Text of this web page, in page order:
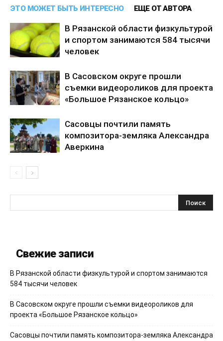
ЭТО МОЖЕТ БЫТЬ ИНТЕРЕСНО ЕЩЕ ОТ АВТОРА
В Рязанской области физкультурой
и спортом занимаются 584 тысячи
человек
В Сасовском округе прошли
съемки видеороликов для проекта
«Большое Рязанское кольцо»
Сасовцы почтили память
композитора-земляка Александра
Аверкина
Свежие записи
В Рязанской области физкультурой и спортом занимаются
584 тысячи человек
В Сасовском округе прошли съемки видеороликов для
проекта «Большое Рязанское кольцо»
Сасовцы почтили память композитора-земляка Александра